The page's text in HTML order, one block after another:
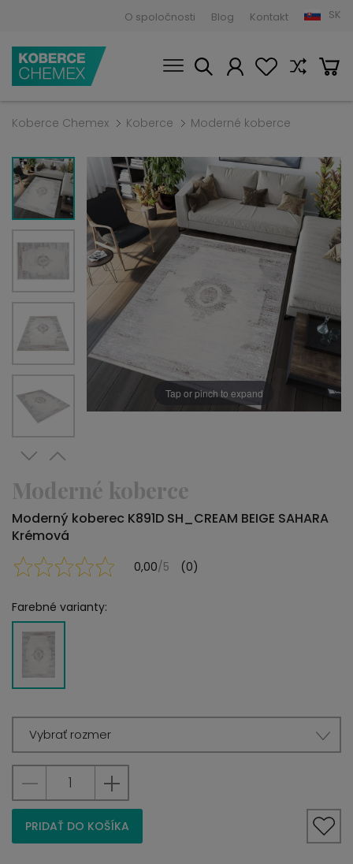
O spoločnosti Blog Kontakt SK
Koberce Chemex Koberce Moderné koberce
Tap or pinch to expand
Moderné koberce
Moderný koberec K891D SH_CREAM BEIGE SAHARA
Krémová
0,00/5 (0)
Farebné varianty:
Vybrať rozmer
PRIDAŤ DO KOŠÍKA